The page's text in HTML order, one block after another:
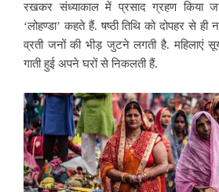
रखकर संध्याकाल में प्रसाद ग्रहण किया
‘लोहण्डा’ कहते हैं. षष्ठी तिथि को दोपहर से ही
व्रती जनों की भीड़ जुटने लगती है. महिलाएं
गाती हुई अपने घरों से निकलती हैं.